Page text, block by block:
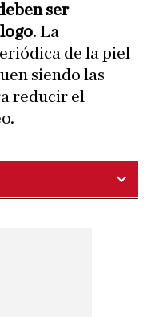
ser
. La
de la piel
siendo las
reducir el